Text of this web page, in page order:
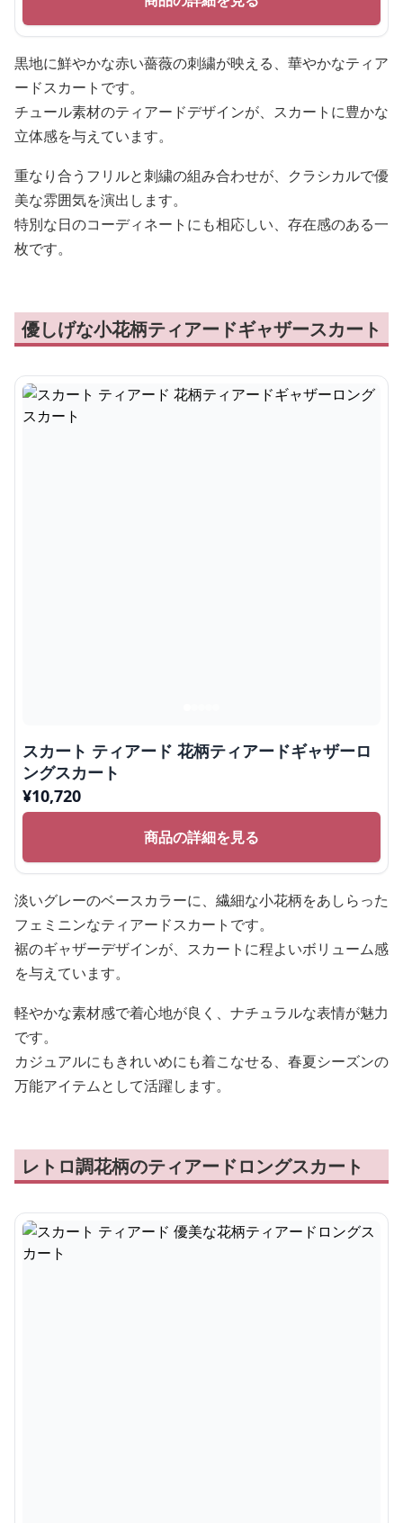
黒地に鮮やかな赤い薔薇の刺繍が映える、華やかなティア
ードスカートです。
チュール素材のティアードデザインが、スカートに豊かな
立体感を与えています。
重なり合うフリルと刺繍の組み合わせが、クラシカルで優
美な雰囲気を演出します。
特別な日のコーディネートにも相応しい、存在感のある一
枚です。
優しげな小花柄ティアードギャザースカート
スカート ティアード 花柄ティアードギャザーロ
ングスカート
¥10,720
商品の詳細を見る
淡いグレーのベースカラーに、繊細な小花柄をあしらった
フェミニンなティアードスカートです。
裾のギャザーデザインが、スカートに程よいボリューム感
を与えています。
軽やかな素材感で着心地が良く、ナチュラルな表情が魅力
です。
カジュアルにもきれいめにも着こなせる、春夏シーズンの
万能アイテムとして活躍します。
レトロ調花柄のティアードロングスカート